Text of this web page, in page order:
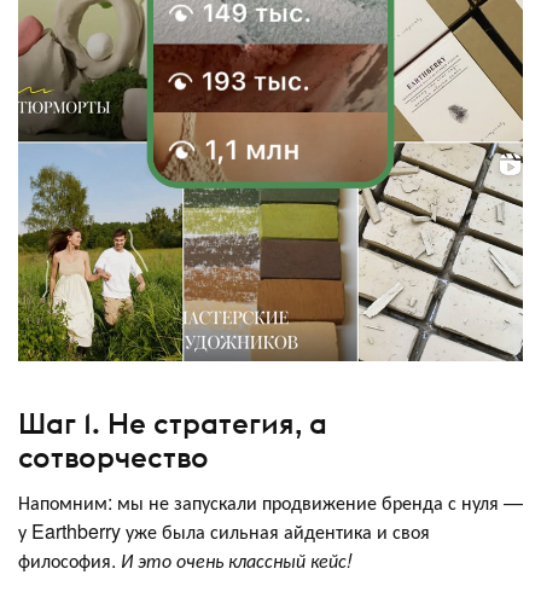
Шаг 1. Не стратегия, а
сотворчество
Напомним: мы не запускали продвижение бренда с нуля —
у Earthberry уже была сильная айдентика и своя
философия. И это очень классный кейс!